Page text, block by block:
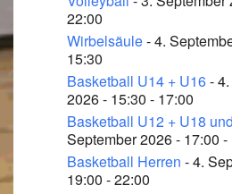
22:00
Wirbelsäule- 4.
15:30
Basketball U14 + U16-
2026 - 15:30 - 17:00
Basketball U12 + U18
September 2026 - 17:00 -
Basketball Herren - 4.
19:00 - 22:00